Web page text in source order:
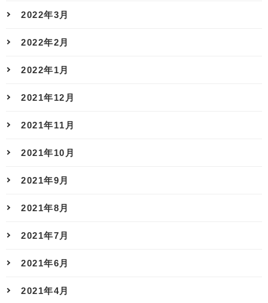
2022年3月
2022年2月
2022年1月
2021年12月
2021年11月
2021年10月
2021年9月
2021年8月
2021年7月
2021年6月
2021年4月